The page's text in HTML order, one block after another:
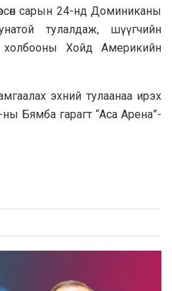
сарын 24-нд Доминиканы
тулалдаж, шүүгчийн
холбооны Хойд Америкийн
эхний тулаанаа ирэх
Бямба гарагт “Аса Арена”-